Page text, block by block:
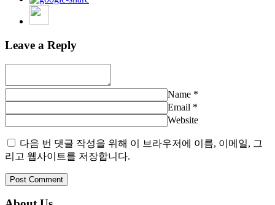
Leave a Reply
Name *
Email *
Website
다음 번 댓글 작성을 위해 이 브라우저에 이름, 이메일, 그
리고 웹사이트를 저장합니다.